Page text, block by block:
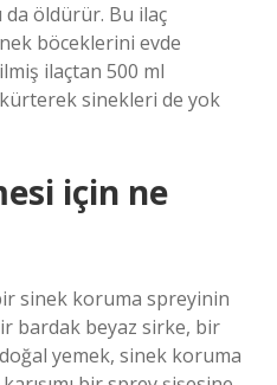
da öldürür. Bu ilaç
böceklerini evde
ilaçtan 500 ml
sinekleri de yok
için ne
sinek koruma spreyinin
bardak beyaz sirke, bir
yemek, sinek koruma